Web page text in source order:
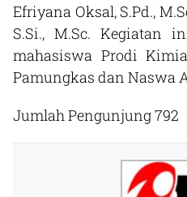
Efriyana Oksal, S.Pd.,
S.Si., M.Sc. Kegiatan
mahasiswa Prodi
Pamungkas dan Naswa
Jumlah Pengunjung792